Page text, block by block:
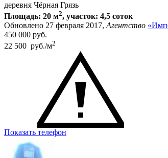
деревня Чёрная Грязь
Площадь: 20 м2, участок: 4,5 соток
Обновлено 27 февраля 2017,Агентство
450 000 руб.
22 500 руб./м2
Показать телефон